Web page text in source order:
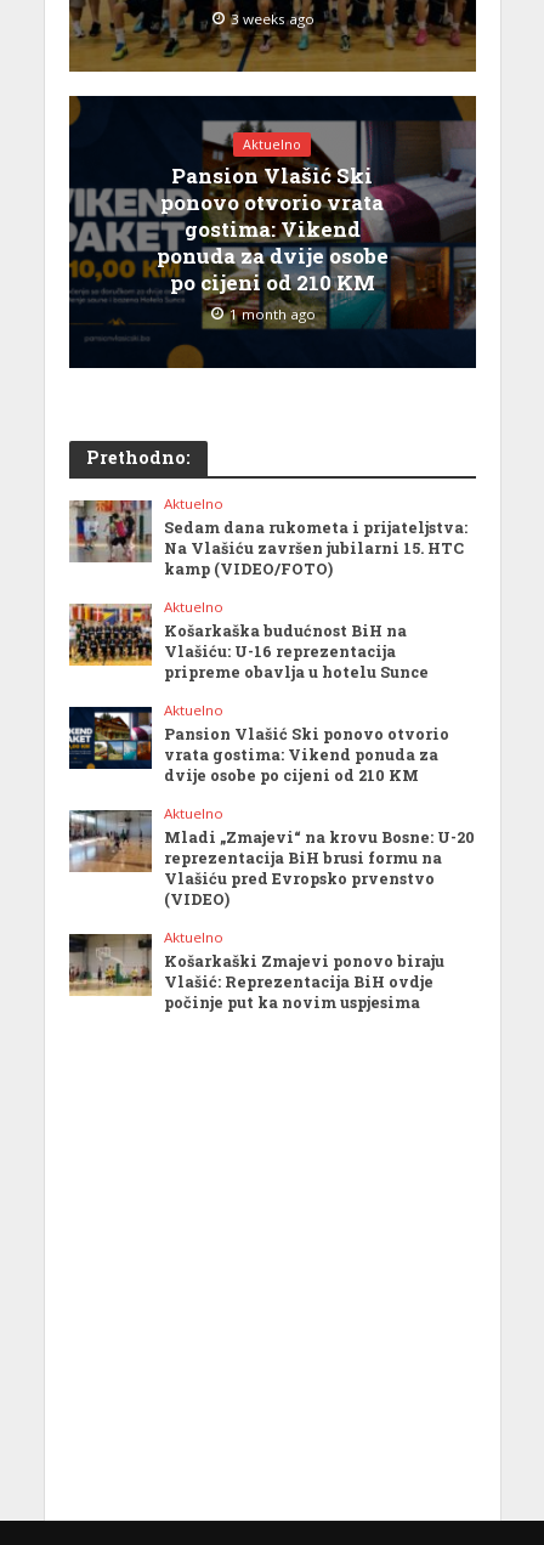
3 weeks ago
Aktuelno
Pansion Vlašić Ski
ponovo otvorio vrata
gostima: Vikend
ponuda za dvije osobe
po cijeni od 210 KM
1 month ago
Prethodno:
Aktuelno
Sedam dana rukometa i prijateljstva:
Na Vlašiću završen jubilarni 15. HTC
kamp (VIDEO/FOTO)
Aktuelno
Košarkaška budućnost BiH na
Vlašiću: U-16 reprezentacija
pripreme obavlja u hotelu Sunce
Aktuelno
Pansion Vlašić Ski ponovo otvorio
vrata gostima: Vikend ponuda za
dvije osobe po cijeni od 210 KM
Aktuelno
Mladi „Zmajevi“ na krovu Bosne: U-20
reprezentacija BiH brusi formu na
Vlašiću pred Evropsko prvenstvo
(VIDEO)
Aktuelno
Košarkaški Zmajevi ponovo biraju
Vlašić: Reprezentacija BiH ovdje
počinje put ka novim uspjesima